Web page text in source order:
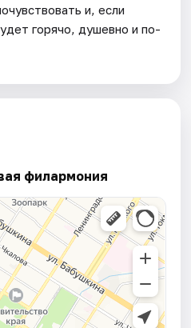
и, если
горячо, душевно и по-
филармония